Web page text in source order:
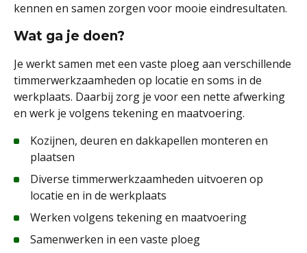
kennen en samen zorgen voor mooie eindresultaten.
Wat ga je doen?
Je werkt samen met een vaste ploeg aan verschillende
timmerwerkzaamheden op locatie en soms in de
werkplaats. Daarbij zorg je voor een nette afwerking
en werk je volgens tekening en maatvoering.
Kozijnen, deuren en dakkapellen monteren en
plaatsen
Diverse timmerwerkzaamheden uitvoeren op
locatie en in de werkplaats
Werken volgens tekening en maatvoering
Samenwerken in een vaste ploeg